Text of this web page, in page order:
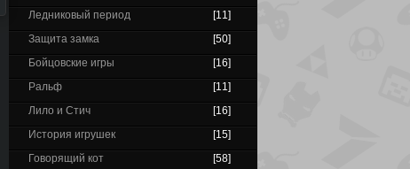
Ледниковый период
[11]
Защита замка
[50]
Бойцовские игры
[16]
Ральф
[11]
Лило и Стич
[16]
История игрушек
[15]
Говорящий кот
[58]